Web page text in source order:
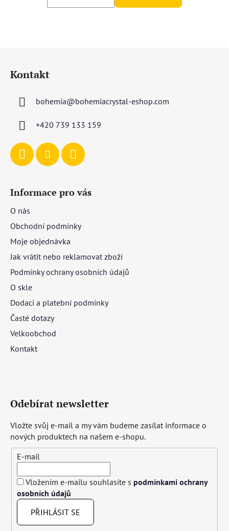
Kontakt
bohemia@bohemiacrystal-eshop.com
+420 739 133 159
Informace pro vás
O nás
Obchodní podmínky
Moje objednávka
Jak vrátit nebo reklamovat zboží
Podmínky ochrany osobních údajů
O skle
Dodací a platební podmínky
Časté dotazy
Velkoobchod
Kontakt
Odebírat newsletter
Vložte svůj e-mail a my vám budeme zasílat informace o
nových produktech na našem e-shopu.
E-mail
Vložením e-mailu souhlasíte s podmínkami ochrany
osobních údajů
PŘIHLÁSIT SE